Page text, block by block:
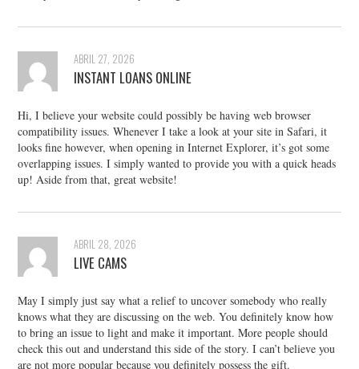
ABRIL 27, 2026
INSTANT LOANS ONLINE
Hi, I believe your website could possibly be having web browser
compatibility issues. Whenever I take a look at your site in Safari, it
looks fine however, when opening in Internet Explorer, it’s got some
overlapping issues. I simply wanted to provide you with a quick heads
up! Aside from that, great website!
ABRIL 28, 2026
LIVE CAMS
May I simply just say what a relief to uncover somebody who really
knows what they are discussing on the web. You definitely know how
to bring an issue to light and make it important. More people should
check this out and understand this side of the story. I can’t believe you
are not more popular because you definitely possess the gift.